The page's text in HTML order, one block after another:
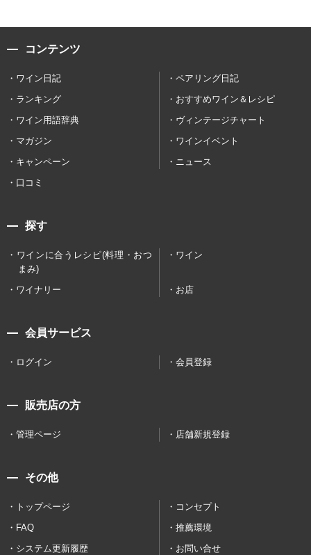
コンテンツ
ワイン日記
ペアリング日記
ランキング
おすすめワイン＆レシピ
ワイン用語辞典
ヴィンテージチャート
マガジン
ワインイベント
キャンペーン
ニュース
口コミ
探す
ワインに合うレシピ(料理・おつ
まみ)
ワイン
ワイナリー お店
会員サービス
ログイン 会員登録
販売店の方
管理ページ 店舗新規登録
その他
トップページ
コンセプト
FAQ
推薦環境
システム更新履歴
お問い合せ